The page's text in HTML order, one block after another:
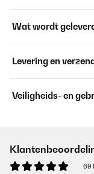
Wat wordt
Levering en
Veiligheids- en
69